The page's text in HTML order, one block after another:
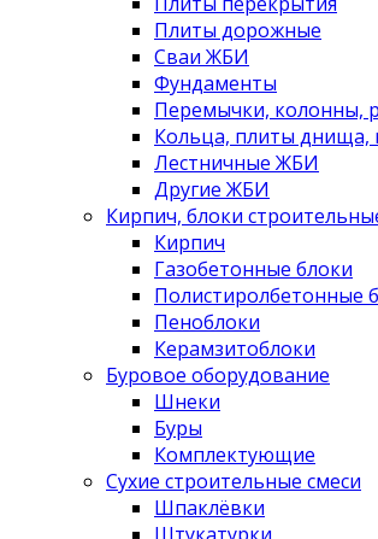
Плиты дорожные
Сваи ЖБИ
Фундаменты
Перемычки, колонны,
Кольца, плиты
Лестничные ЖБИ
Другие ЖБИ
Кирпич, блоки
Кирпич
Газобетонные блоки
Полистиролбетонные
Пеноблоки
Керамзитоблоки
Буровое оборудование
Шнеки
Буры
Комплектующие
Сухие строительные смеси
Шпаклёвки